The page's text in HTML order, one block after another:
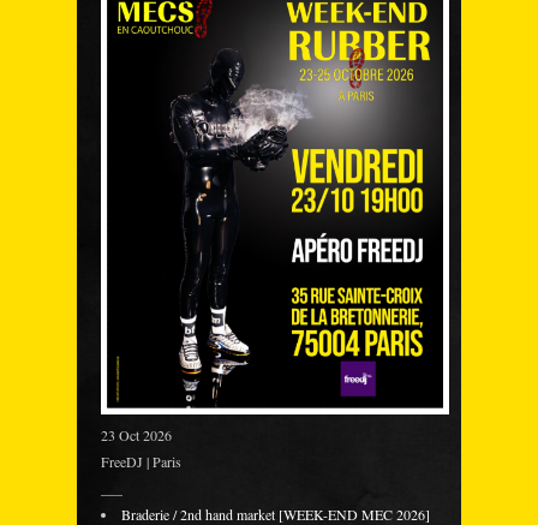
23 Oct 2026
FreeDJ | Paris
Braderie / 2nd hand market [WEEK-END MEC 2026]